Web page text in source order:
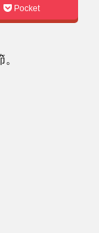
Pocket